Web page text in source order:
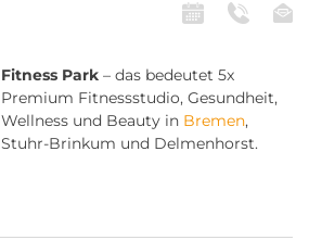
Fitness Park – das bedeutet 5x
Premium Fitnessstudio, Gesundheit,
Wellness und Beauty in Bremen,
Stuhr-Brinkum und Delmenhorst.